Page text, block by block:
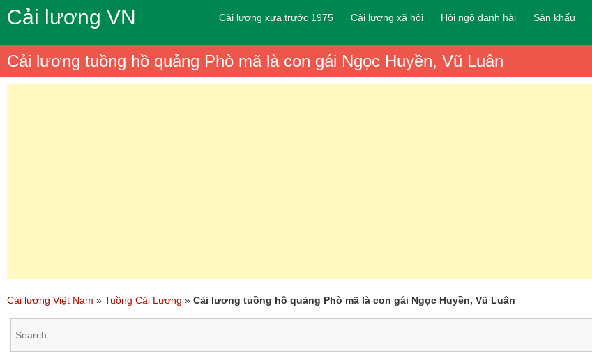
Cải lương VN Cải lương xưa trước 1975 Cải lương xã hội Hội ngộ danh hài Sân khấu
Cải lương tuồng hồ quảng Phò mã là con gái Ngọc Huyền, Vũ Luân
Cải lương Việt Nam » Tuồng Cải Lương » Cải lương tuồng hồ quảng Phò mã là con gái Ngọc Huyền, Vũ Luân